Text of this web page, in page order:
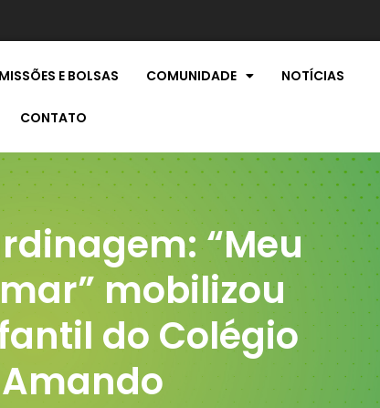
E BOLSAS COMUNIDADE NOTÍCIAS
CONTATO
“Meu
mobilizou
do Colégio